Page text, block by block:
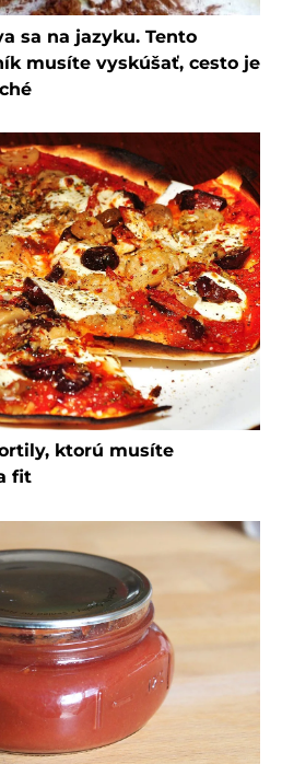
sa na jazyku. Tento
musíte vyskúšať, cesto je
ktorú musíte
fit